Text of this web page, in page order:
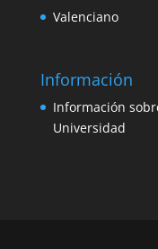
Valenciano
Información
Información
Universidad